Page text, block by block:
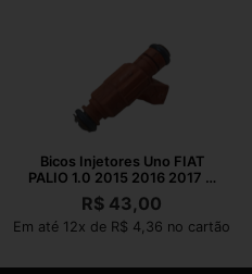
Bicos Injetores Uno FIAT
PALIO 1.0 2015 2016 2017 A
2022
R$ 43,00
Em até 12x de R$ 4,36 no cartão